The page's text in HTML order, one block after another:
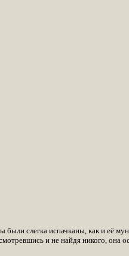
слегка испачканы, как и её
и не найдя никого, она